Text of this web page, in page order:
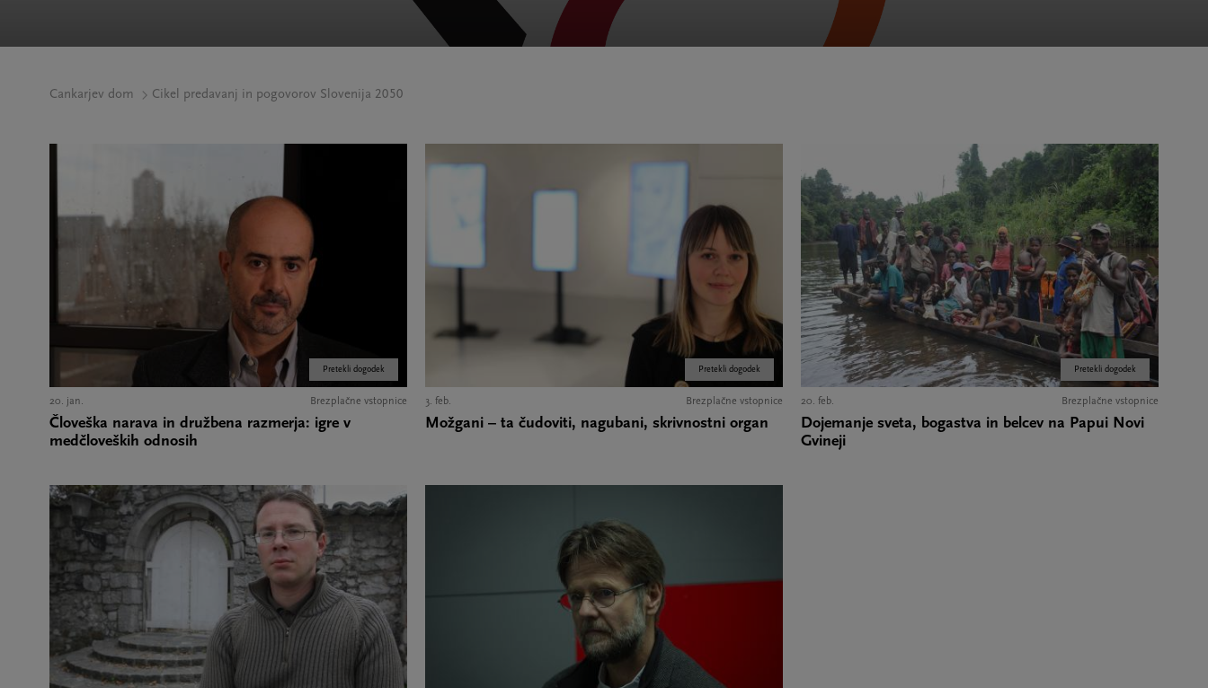
Cankarjev dom Cikel predavanj in pogovorov Slovenija 2050
Pretekli dogodek
20. jan. Brezplačne vstopnice
Človeška narava in družbena razmerja: igre v
medčloveških odnosih
Pretekli dogodek
3. feb. Brezplačne vstopnice
Možgani – ta čudoviti, nagubani, skrivnostni organ
Pretekli dogodek
20. feb. Brezplačne vstopnice
Dojemanje sveta, bogastva in belcev na Papui Novi
Gvineji